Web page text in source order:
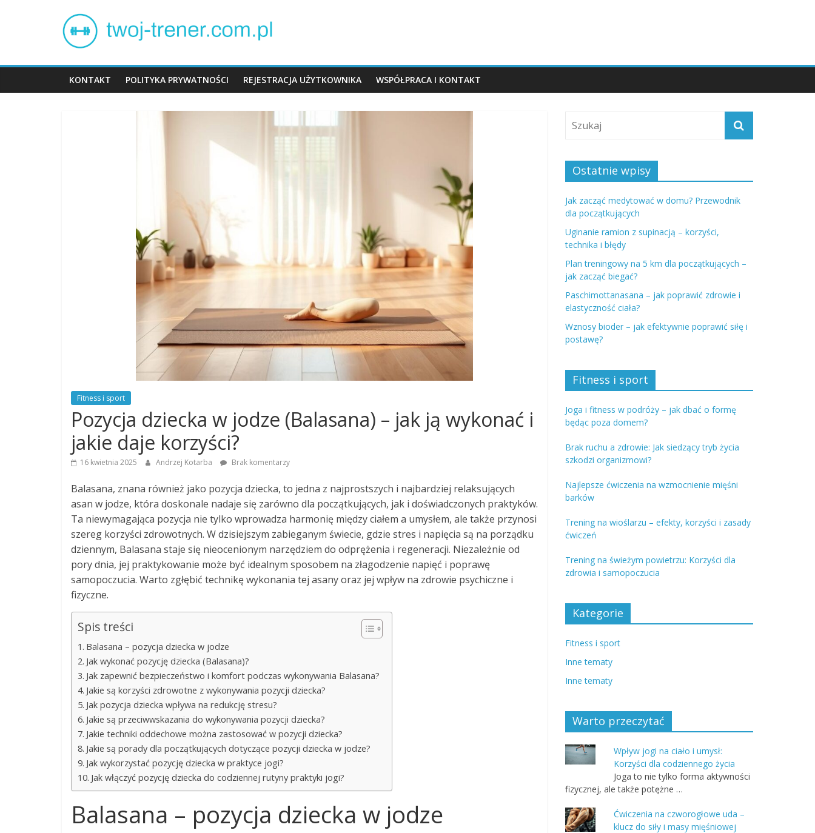
Twój
trener
KONTAKT POLITYKA PRYWATNOŚCI REJESTRACJA UŻYTKOWNIKA WSPÓŁPRACA I KONTAKT
Fitness i sport
Pozycja dziecka w jodze (Balasana) – jak ją wykonać i
jakie daje korzyści?
16 kwietnia 2025 Andrzej Kotarba Brak komentarzy
Balasana, znana również jako pozycja dziecka, to jedna z najprostszych i najbardziej relaksujących
asan w jodze, która doskonale nadaje się zarówno dla początkujących, jak i doświadczonych praktyków.
Ta niewymagająca pozycja nie tylko wprowadza harmonię między ciałem a umysłem, ale także przynosi
szereg korzyści zdrowotnych. W dzisiejszym zabieganym świecie, gdzie stres i napięcia są na porządku
dziennym, Balasana staje się nieocenionym narzędziem do odprężenia i regeneracji. Niezależnie od
pory dnia, jej praktykowanie może być idealnym sposobem na złagodzenie napięć i poprawę
samopoczucia. Warto zgłębić technikę wykonania tej asany oraz jej wpływ na zdrowie psychiczne i
fizyczne.
Spis treści
Balasana – pozycja dziecka w jodze
Jak wykonać pozycję dziecka (Balasana)?
Jak zapewnić bezpieczeństwo i komfort podczas wykonywania Balasana?
Jakie są korzyści zdrowotne z wykonywania pozycji dziecka?
Jak pozycja dziecka wpływa na redukcję stresu?
Jakie są przeciwwskazania do wykonywania pozycji dziecka?
Jakie techniki oddechowe można zastosować w pozycji dziecka?
Jakie są porady dla początkujących dotyczące pozycji dziecka w jodze?
Jak wykorzystać pozycję dziecka w praktyce jogi?
Jak włączyć pozycję dziecka do codziennej rutyny praktyki jogi?
Balasana – pozycja dziecka w jodze
Ostatnie wpisy
Jak zacząć medytować w domu? Przewodnik
dla początkujących
Uginanie ramion z supinacją – korzyści,
technika i błędy
Plan treningowy na 5 km dla początkujących –
jak zacząć biegać?
Paschimottanasana – jak poprawić zdrowie i
elastyczność ciała?
Wznosy bioder – jak efektywnie poprawić siłę i
postawę?
Fitness i sport
Joga i fitness w podróży – jak dbać o formę
będąc poza domem?
Brak ruchu a zdrowie: Jak siedzący tryb życia
szkodzi organizmowi?
Najlepsze ćwiczenia na wzmocnienie mięśni
barków
Trening na wioślarzu – efekty, korzyści i zasady
ćwiczeń
Trening na świeżym powietrzu: Korzyści dla
zdrowia i samopoczucia
Kategorie
Fitness i sport
Inne tematy
Inne tematy
Warto przeczytać
Wpływ jogi na ciało i umysł:
Korzyści dla codziennego życia
Joga to nie tylko forma aktywności
fizycznej, ale także potężne …
Ćwiczenia na czworogłowe uda –
klucz do siły i masy mięśniowej